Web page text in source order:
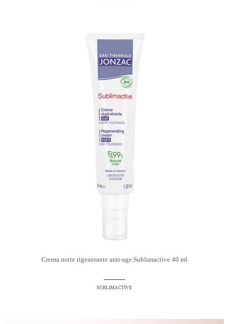
Crema notte rigenerante anti-age Sublimactive 40 ml
SUBLIMACTIVE